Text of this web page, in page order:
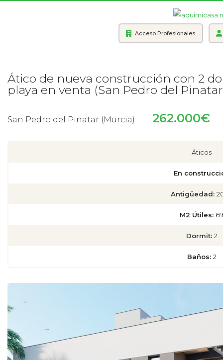
Acceso Profesionales
Ático de nueva construcción con 2
playa en venta (San Pedro del
San Pedro del Pinatar (Murcia) 262.000€
Áticos
En
Antigüedad:
M2 Útiles: 69
Dormit: 2
Baños: 2